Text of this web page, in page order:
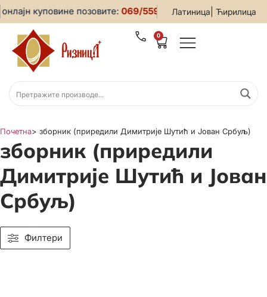
Латиница Ћирилица
куповине позовите:069/5599-019• За све
0
Почетна> зборник (приредили Димитрије Шутић и Јован Србуљ)
зборник (приредили
Димитрије Шутић и Јован
Србуљ)
Филтери